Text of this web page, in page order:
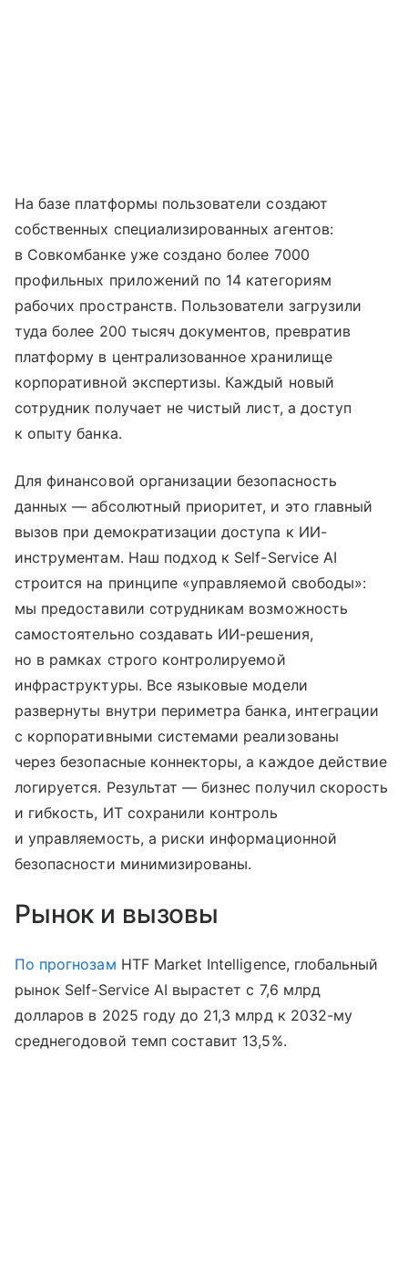
На базе платформы пользователи создают
собственных специализированных агентов:
в Совкомбанке уже создано более 7000
профильных приложений по 14 категориям
рабочих пространств. Пользователи загрузили
туда более 200 тысяч документов, превратив
платформу в централизованное хранилище
корпоративной экспертизы. Каждый новый
сотрудник получает не чистый лист, а доступ
к опыту банка.
Для финансовой организации безопасность
данных — абсолютный приоритет, и это главный
вызов при демократизации доступа к ИИ-
инструментам. Наш подход к Self-Service AI
строится на принципе «управляемой свободы»:
мы предоставили сотрудникам возможность
самостоятельно создавать ИИ-решения,
но в рамках строго контролируемой
инфраструктуры. Все языковые модели
развернуты внутри периметра банка, интеграции
с корпоративными системами реализованы
через безопасные коннекторы, а каждое действие
логируется. Результат — бизнес получил скорость
и гибкость, ИТ сохранили контроль
и управляемость, а риски информационной
безопасности минимизированы.
Рынок и вызовы
По прогнозам HTF Market Intelligence, глобальный
рынок Self-Service AI вырастет с 7,6 млрд
долларов в 2025 году до 21,3 млрд к 2032-му
среднегодовой темп составит 13,5%.